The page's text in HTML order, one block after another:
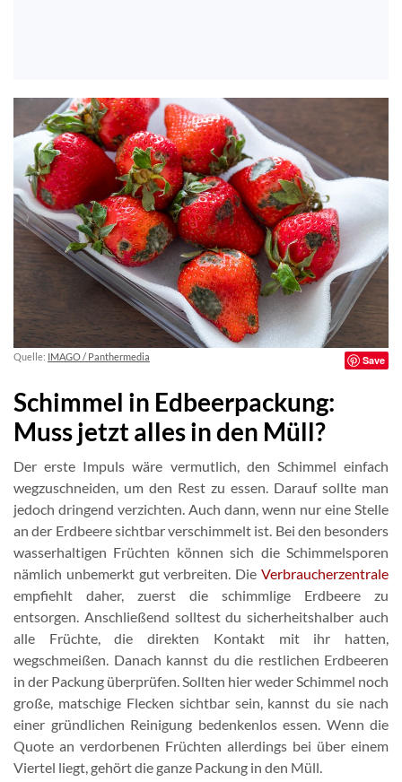
Quelle: IMAGO / Panthermedia Save
Schimmel in Edbeerpackung:
Muss jetzt alles in den Müll?
Der erste Impuls wäre vermutlich, den Schimmel einfach
wegzuschneiden, um den Rest zu essen. Darauf sollte man
jedoch dringend verzichten. Auch dann, wenn nur eine Stelle
an der Erdbeere sichtbar verschimmelt ist. Bei den besonders
wasserhaltigen Früchten können sich die Schimmelsporen
nämlich unbemerkt gut verbreiten. Die Verbraucherzentrale
empfiehlt daher, zuerst die schimmlige Erdbeere zu
entsorgen. Anschließend solltest du sicherheitshalber auch
alle Früchte, die direkten Kontakt mit ihr hatten,
wegschmeißen. Danach kannst du die restlichen Erdbeeren
in der Packung überprüfen. Sollten hier weder Schimmel noch
große, matschige Flecken sichtbar sein, kannst du sie nach
einer gründlichen Reinigung bedenkenlos essen. Wenn die
Quote an verdorbenen Früchten allerdings bei über einem
Viertel liegt, gehört die ganze Packung in den Müll.